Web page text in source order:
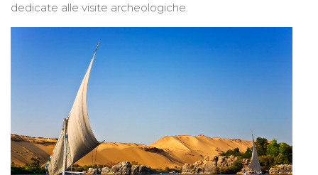
dedicate alle visite archeologiche.